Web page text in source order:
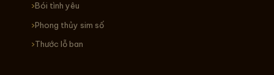
Bói tình yêu
Phong thủy sim số
Thước lỗ ban